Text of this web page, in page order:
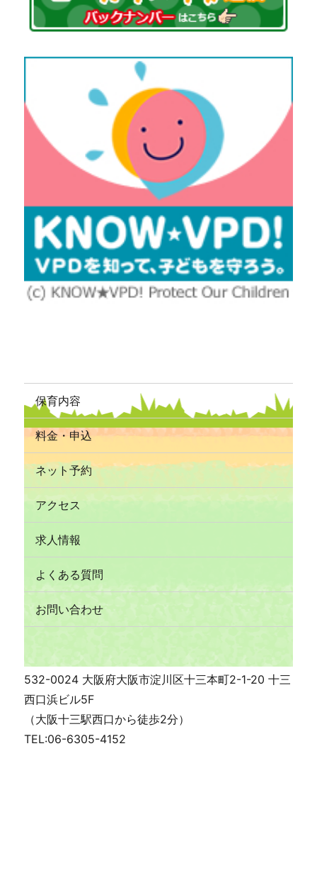
保育内容
料金・申込
ネット予約
アクセス
求人情報
よくある質問
お問い合わせ
532-0024 大阪府大阪市淀川区十三本町2-1-20 十三
西口浜ビル5F
（大阪十三駅西口から徒歩2分）
TEL:06-6305-4152